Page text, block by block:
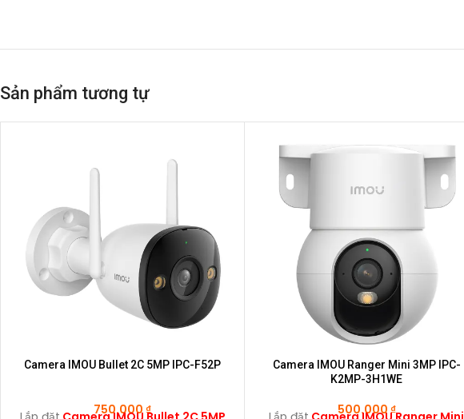
Sản phẩm tương tự
Camera IMOU Bullet 2C 5MP IPC-F52P
750.000₫
Camera IMOU Ranger Mini 3MP IPC-
K2MP-3H1WE
500.000 ₫